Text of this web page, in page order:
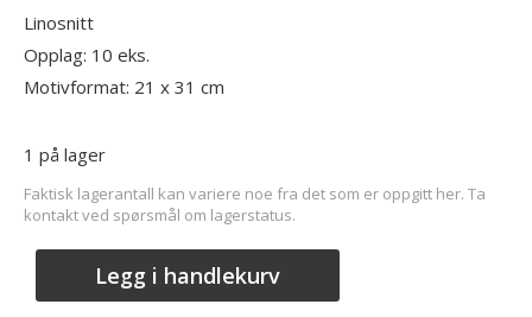
Linosnitt
Opplag: 10 eks.
Motivformat: 21 x 31 cm
1 på lager
Faktisk lagerantall kan variere noe fra det som er oppgitt her. Ta
kontakt ved spørsmål om lagerstatus.
Legg i handlekurv